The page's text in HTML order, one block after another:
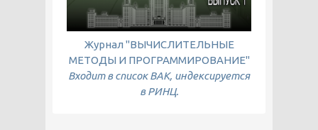
Журнал "ВЫЧИСЛИТЕЛЬНЫЕ
МЕТОДЫ И ПРОГРАММИРОВАНИЕ"
Входит в список ВАК, индексируется
в РИНЦ.